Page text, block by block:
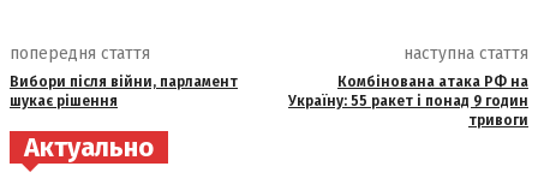
попередня стаття
Вибори після війни, парламент
шукає рішення
наступна стаття
Комбінована атака РФ на
Україну: 55 ракет і понад 9 годин
тривоги
Актуально